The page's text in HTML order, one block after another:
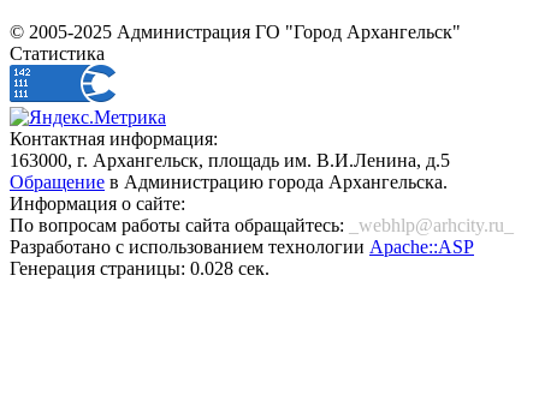
© 2005-2025 Администрация ГО "Город Архангельск"
Статистика
Контактная информация:
163000, г. Архангельск, площадь им. В.И.Ленина, д.5
Обращение в Администрацию города Архангельска.
Информация о сайте:
По вопросам работы сайта обращайтесь:
_webhlp@arhcity.ru_
Разработано с использованием технологии Apache::ASP
Генерация страницы: 0.028 сек.